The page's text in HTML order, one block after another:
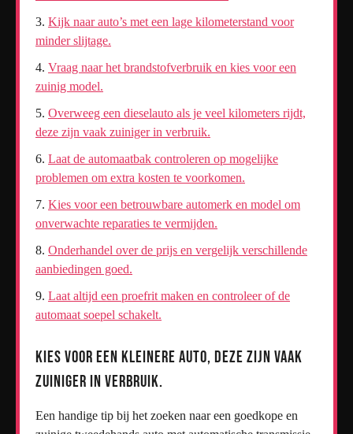
Kijk naar auto’s met een lage kilometerstand voor
minder slijtage.
Vraag naar het brandstofverbruik en kies voor een
zuinig model.
Overweeg een dieselauto als je veel kilometers rijdt,
deze zijn vaak zuiniger in verbruik.
Laat de automaatbak controleren op mogelijke
problemen om extra kosten te voorkomen.
Kies voor een betrouwbare automerk en model om
onverwachte reparaties te vermijden.
Onderhandel over de prijs en vergelijk verschillende
aanbiedingen goed.
Laat altijd een proefrit maken en controleer of de
automaat soepel schakelt.
Kies voor een kleinere auto, deze zijn vaak
zuiniger in verbruik.
Een handige tip bij het zoeken naar een goedkope en